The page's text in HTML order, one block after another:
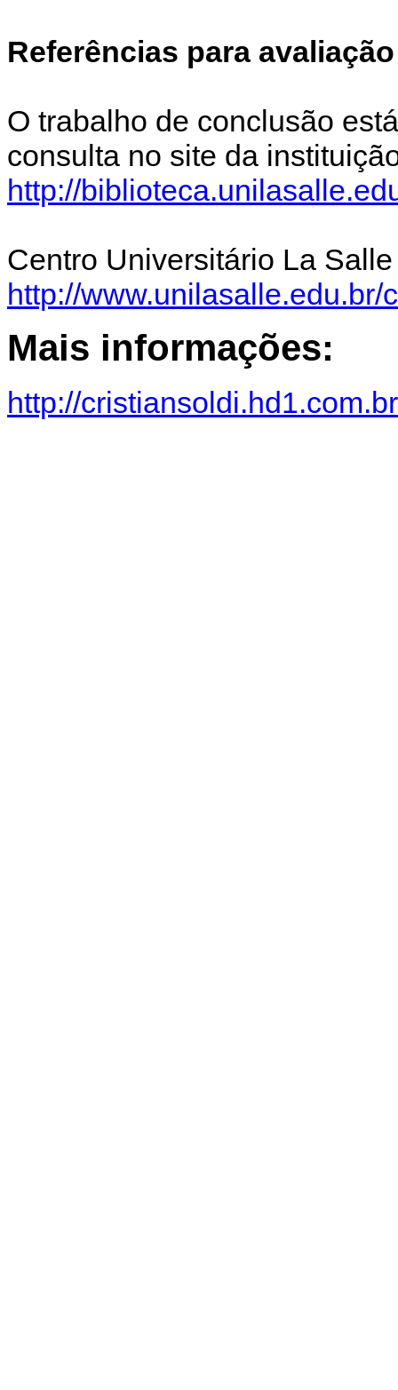
Referências para avaliação
O trabalho de conclusão
consulta no site da
http://
Centro Universitário La
http://www.unilasalle.edu.br/
Mais informações:
http://